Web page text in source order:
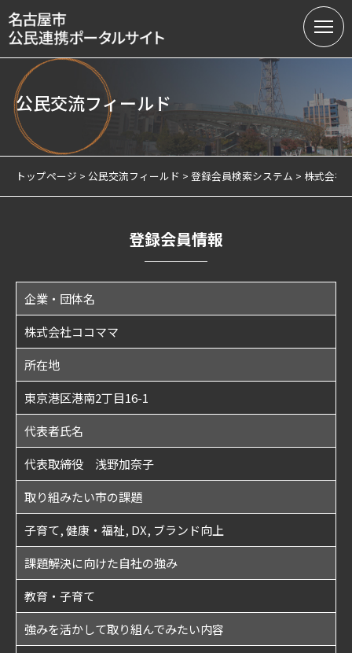
名古屋市の公民連携
提案募集中の課題（テーマ型）
提案受付（テーマ型・フリー型）
サテライトオフィスについて
公民交流フィールド
トップページ 公民交流フィールド 登録会員検索システム 株式会社
登録会員情報
企業・団体名
株式会社ココママ
所在地
東京港区港南2丁目16-1
代表者氏名
代表取締役 浅野加奈子
取り組みたい市の課題
子育て, 健康・福祉, DX, ブランド向上
課題解決に向けた自社の強み
教育・子育て
強みを活かして取り組んでみたい内容